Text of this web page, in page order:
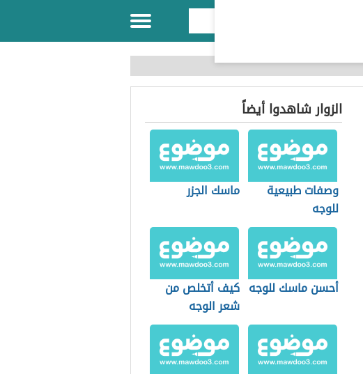
الزوار شاهدوا أيضاً
وصفات طبيعية
للوجه
ماسك الجزر
أحسن ماسك للوجه كيف أتخلص من
شعر الوجه